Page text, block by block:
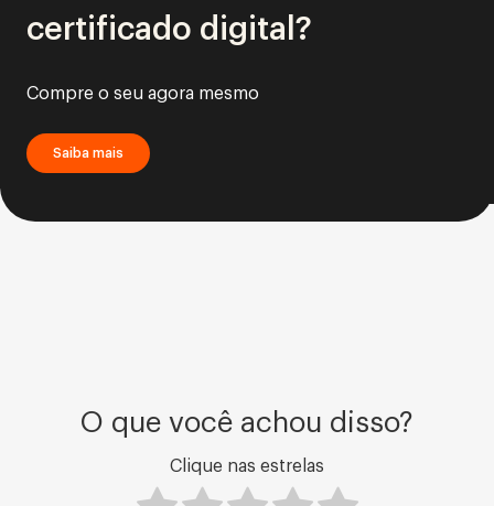
certificado digital?
Compre o seu agora mesmo
Saiba mais
O que você achou disso?
Clique nas estrelas